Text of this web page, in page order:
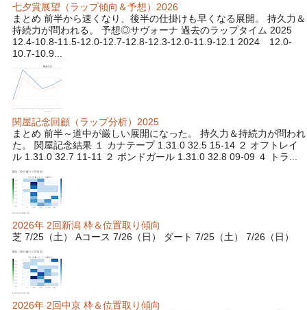
七夕賞展望（ラップ傾向＆予想）2026
まとめ 前半から速くなり、後半の仕掛けも早くなる展開。 持久力＆
持続力が問われる。 予想◎サヴォーナ 過去のラップタイム 2025
12.4-10.8-11.5-12.0-12.7-12.8-12.3-12.0-11.9-12.1 2024 12.0-
10.7-10.9...
関屋記念回顧（ラップ分析）2025
まとめ 前半～道中が厳しい展開になった。 持久力＆持続力が問われ
た。 関屋記念結果 １ カナテープ 1.31.0 32.5 15-14 ２ オフトレイ
ル 1.31.0 32.7 11-11 ２ ボンドガール 1.31.0 32.8 09-09 ４ トラ...
2026年 2回新潟 枠＆位置取り傾向
芝 7/25（土） Aコース 7/26（日） ダート 7/25（土） 7/26（日）
2026年 2回中京 枠＆位置取り傾向